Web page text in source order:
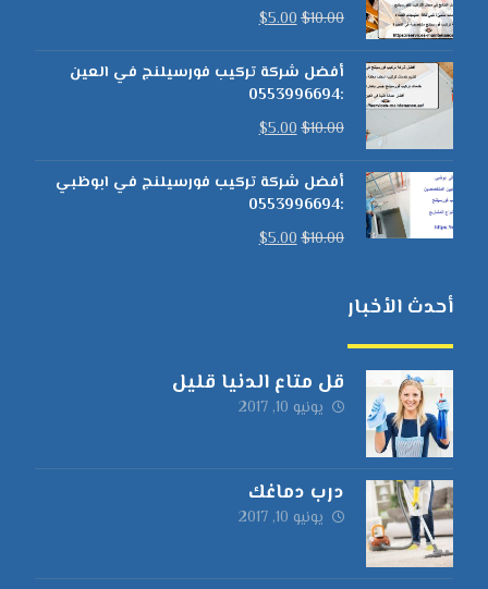
$10.00
$5.00
أفضل شركة تركيب فورسيلنج في العين
:0553996694
$10.00
$5.00
أفضل شركة تركيب فورسيلنج في ابوظبي
:0553996694
$10.00
$5.00
أحدث الأخبار
قل متاع الدنيا قليل
يونيو 10, 2017
درب دماغك
يونيو 10, 2017